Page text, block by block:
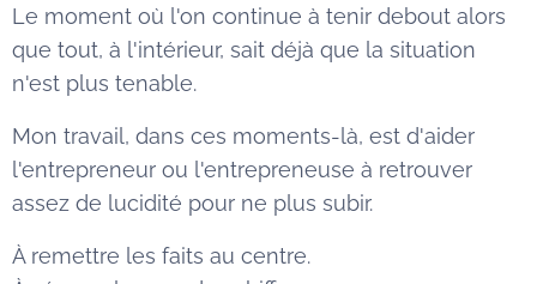
Le moment où l'on continue à tenir debout alors
que tout, à l'intérieur, sait déjà que la situation
n'est plus tenable.
Mon travail, dans ces moments-là, est d'aider
l'entrepreneur ou l'entrepreneuse à retrouver
assez de lucidité pour ne plus subir.
À remettre les faits au centre.